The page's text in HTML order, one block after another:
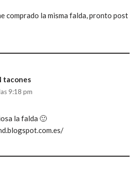
comprado la misma falda, pronto post
tacones
9:18 pm
la falda 🙂